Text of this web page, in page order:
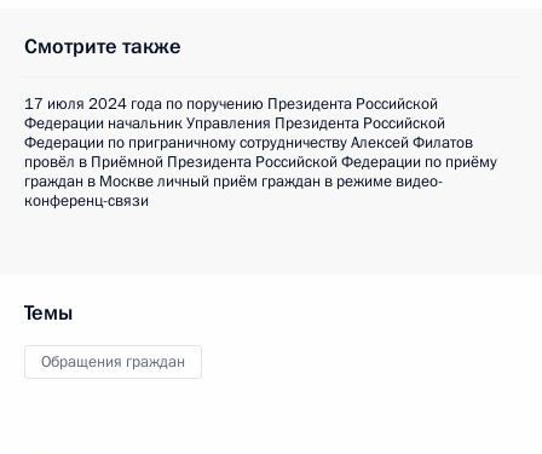
Смотрите также
17 июля 2024 года по поручению Президента Российской
Федерации начальник Управления Президента Российской
Федерации по приграничному сотрудничеству Алексей Филатов
провёл в Приёмной Президента Российской Федерации по приёму
граждан в Москве личный приём граждан в режиме видео-
конференц-связи
Темы
Обращения граждан